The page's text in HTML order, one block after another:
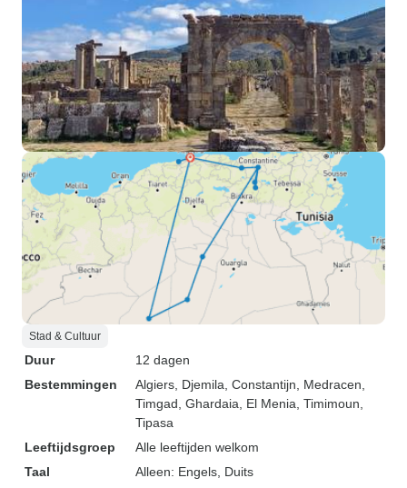
Stad & Cultuur
Duur
12 dagen
Bestemmingen
Algiers , Djemila , Constantijn , Medracen
Timgad , Ghardaia , El Menia , Timimoun
Tipasa
Leeftijdsgroep
Alle leeftijden welkom
Taal
Alleen: Engels, Duits